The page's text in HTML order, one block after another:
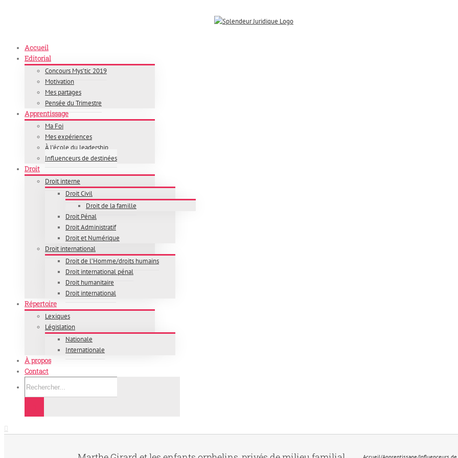
Accueil
Editorial
Concours Mys’tic 2019
Motivation
Mes partages
Pensée du Trimestre
Apprentissage
Ma Foi
Mes expériences
À l’école du leadership
Influenceurs de destinées
Droit
Droit interne
Droit Civil
Droit de la famille
Droit Pénal
Droit Administratif
Droit et Numérique
Droit international
Droit de l’Homme/droits humains
Droit international pénal
Droit humanitaire
Droit international
Répertoire
Lexiques
Législation
Nationale
Internationale
À propos
Contact